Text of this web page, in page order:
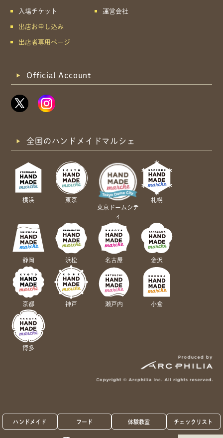
ハンドメイド フード 体験教室 チェックリスト
入場チケット
出店お申し込み
出店者専用ページ
運営会社
Official Account
全国のハンドメイドマルシェ
横浜
東京
東京ドームシテ
ィ
札幌
静岡 浜松 名古屋 金沢
京都 神戸 瀬戸内 小倉
博多